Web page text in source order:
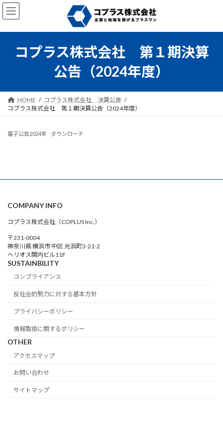
コ
ン
ン
プ
ナ
ビ
ー
動
コプラス株式会社 第１期決算
公告（2024年度）
HOME
コプラス株式会社 決算公告
コプラス株式会社 第１期決算公告（2024年度）
電子公告2024年 ダウンロード
COMPANY INFO
コプラス株式会社（COPLUS Inc.）
〒231-0004
神奈川県 横浜市 中区 元浜町3-21-2
ヘリオス関内ビル11F
SUSTAINBILITY
コンプライアンス
反社会的勢力に対する基本方針
プライバシーポリシー
情報取扱に関するポリシー
OTHER
アクセスマップ
お問い合わせ
サイトマップ